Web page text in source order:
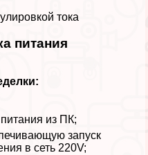
тока
питания
из ПК;
запуск
в сеть 220V;